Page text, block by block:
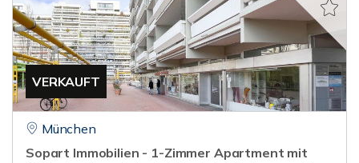
VERKAUFT
München
Sopart Immobilien - 1-Zimmer Apartment mit